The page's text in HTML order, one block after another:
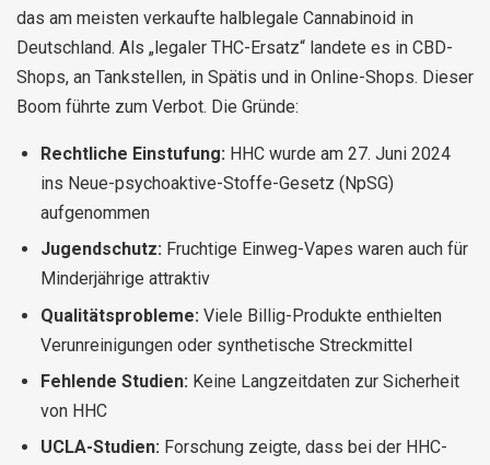
das am meisten verkaufte halblegale Cannabinoid in
Deutschland. Als „legaler THC-Ersatz“ landete es in CBD-
Shops, an Tankstellen, in Spätis und in Online-Shops. Dieser
Boom führte zum Verbot. Die Gründe:
Rechtliche Einstufung: HHC wurde am 27. Juni 2024
ins Neue-psychoaktive-Stoffe-Gesetz (NpSG)
aufgenommen
Jugendschutz: Fruchtige Einweg-Vapes waren auch für
Minderjährige attraktiv
Qualitätsprobleme: Viele Billig-Produkte enthielten
Verunreinigungen oder synthetische Streckmittel
Fehlende Studien: Keine Langzeitdaten zur Sicherheit
von HHC
UCLA-Studien: Forschung zeigte, dass bei der HHC-